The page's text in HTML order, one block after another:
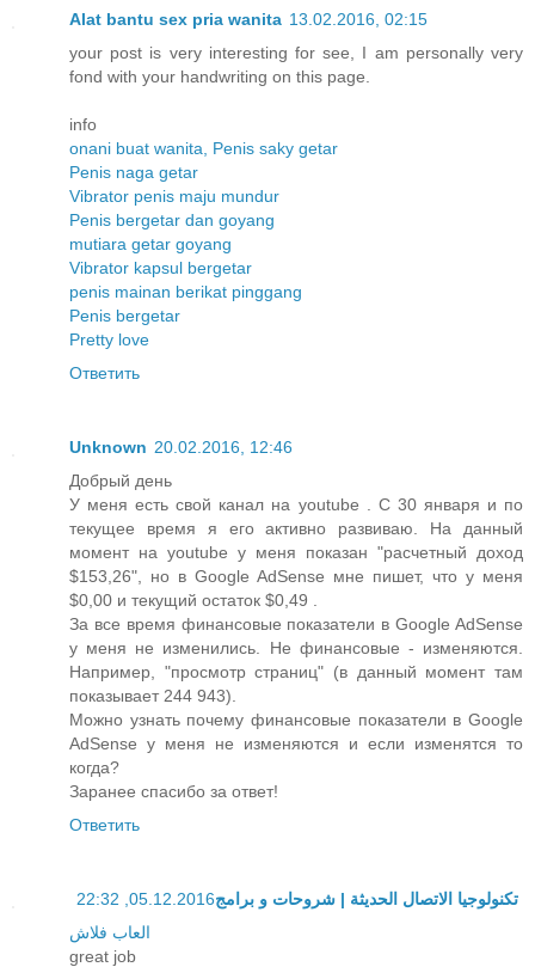
Alat bantu sex pria wanita 13.02.2016, 02:15
your post is very interesting for see, I am personally very
fond with your handwriting on this page.
info
onani buat wanita, Penis saky getar
Penis naga getar
Vibrator penis maju mundur
Penis bergetar dan goyang
mutiara getar goyang
Vibrator kapsul bergetar
penis mainan berikat pinggang
Penis bergetar
Pretty love
Ответить
Unknown 20.02.2016, 12:46
Добрый день
У меня есть свой канал на youtube . С 30 января и по
текущее время я его активно развиваю. На данный
момент на youtube у меня показан "расчетный доход
$153,26", но в Google AdSense мне пишет, что у меня
$0,00 и текущий остаток $0,49 .
За все время финансовые показатели в Google AdSense
у меня не изменились. Не финансовые - изменяются.
Например, "просмотр страниц" (в данный момент там
показывает 244 943).
Можно узнать почему финансовые показатели в Google
AdSense у меня не изменяются и если изменятся то
когда?
Заранее спасибо за ответ!
Ответить
تكنولوجيا الاتصال الحديثة | شروحات و برامج05.12.2016, 22:32
العاب فلاش
great job